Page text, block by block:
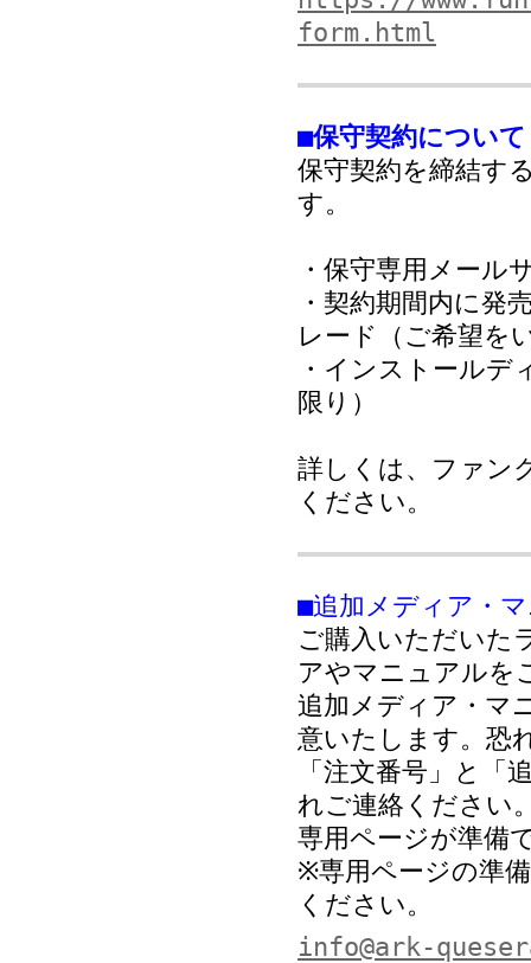
form.html
■保守契約について
保守契約を締結す
す。
・保守専用メール
・契約期間内に発
レード（ご希望を
・インストールデ
限り）
詳しくは、ファン
ください。
■追加メディア・
ご購入いただいた
アやマニュアルを
追加メディア・マ
意いたします。恐
「注文番号」と
れご連絡ください
専用ページが準備
※専用ページの準
ください。
info@ark-